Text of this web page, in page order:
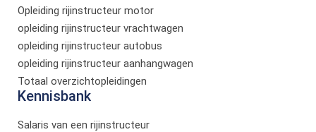
Opleiding rijinstructeur motor
opleiding rijinstructeur vrachtwagen
opleiding rijinstructeur autobus
opleiding rijinstructeur aanhangwagen
Totaal overzichtopleidingen
Kennisbank
Salaris van een rijinstructeur